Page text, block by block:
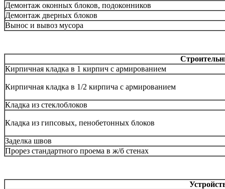
Демонтаж оконных блоков, подоконников
Демонтаж дверных блоков
Вынос и вывоз мусора
Кирпичная кладка в 1 кирпич с армированием
Кирпичная кладка в 1/2 кирпича с армированием
Кладка из стеклоблоков
Кладка из гипсовых, пенобетонных блоков
Заделка швов
Прорез стандартного проема в ж/б стенах